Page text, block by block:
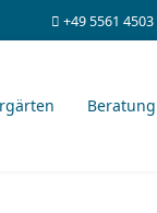
+49 5561 4503
Beratung